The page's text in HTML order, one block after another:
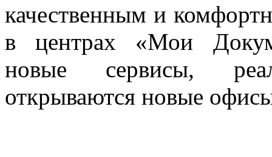
качественным и
в центрах «Мои
новые сервисы,
открываются новые